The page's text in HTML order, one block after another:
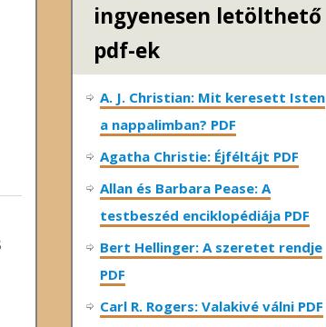
ingyenesen letölthető
pdf-ek
A. J. Christian: Mit keresett Isten
a nappalimban? PDF
Agatha Christie: Éjféltájt PDF
Allan és Barbara Pease: A
testbeszéd enciklopédiája PDF
Bert Hellinger: A ​szeretet rendje
PDF
Carl R. Rogers: Valakivé válni PDF